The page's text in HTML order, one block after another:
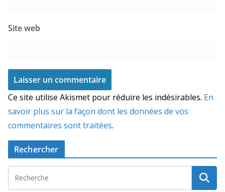
Site web
Ce site utilise Akismet pour réduire les indésirables. En
savoir plus sur la façon dont les données de vos
commentaires sont traitées.
Rechercher